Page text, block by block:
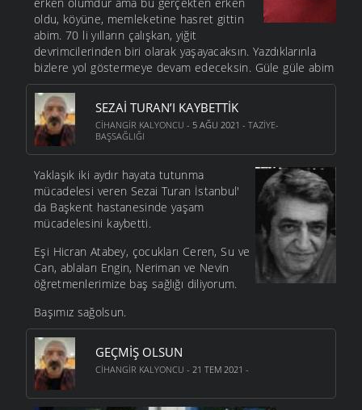
oldu, köyüne, memleketine hasret gittin
abim. 70 li yılların çalışkan, yiğit
devrimcilerinden biri olarak yaşayacaksın. Yazdıklarınla
bizlere yol göstermeye devam edeceksin. Güle güle abim
SEZAI TURAN’I KAYBETTIK
CIHANGIR KALYONCU - 5 AĞU 2021 - TAZIYE-
BAŞSAĞLIĞI
Yaklaşık iki aydır hayata tutunma
mücadelesi veren Sezai Turan İstanbul'
da Başkent hastanesinde yaşam
mücadelesini kaybetti.
Eşi Hicran Atabey, çocukları Ceren, Su ve
Can, ablaları Engin, Neriman ve Nevin
öğretmenlerimize baş sağlığı diliyorum.
Başımız sağolsun.
GEÇMIŞ OLSUN
CIHANGIR KALYONCU - 21 TEM 2021 -